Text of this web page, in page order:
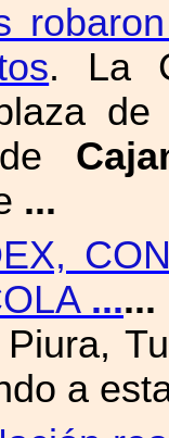
. La
...
......
Piura,
a